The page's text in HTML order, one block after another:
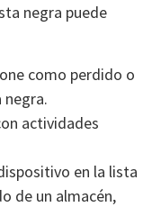
negra puede
como perdido o
negra.
actividades
en la lista
de un almacén,